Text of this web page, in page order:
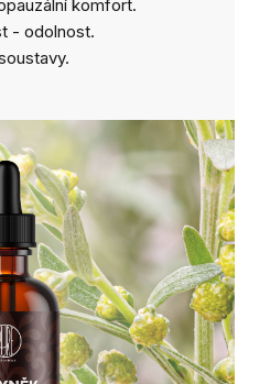
komfort.
- odolnost.